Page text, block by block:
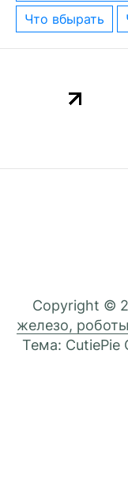
что вбырать
Copyright ©
железо,
Тема: CutiePie